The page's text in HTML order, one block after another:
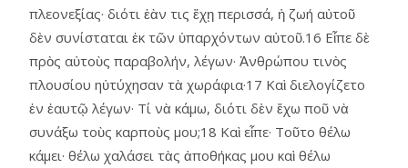
πλεονεξίας· διότι ἐὰν τις ἔχῃ περισσά, ἡ ζωή αὐτοῦ
δὲν συνίσταται ἐκ τῶν ὑπαρχόντων αὐτοῦ.16 Εἶπε δὲ
πρὸς αὐτοὺς παραβολήν, λέγων· Ἀνθρώπου τινὸς
πλουσίου ηὐτύχησαν τὰ χωράφια·17 Καὶ διελογίζετο
ἐν ἑαυτῷ λέγων· Τί νὰ κάμω, διότι δὲν ἔχω ποῦ νὰ
συνάξω τοὺς καρποὺς μου;18 Καὶ εἶπε· Τοῦτο θέλω
κάμει· θέλω χαλάσει τὰς ἀποθήκας μου καὶ θέλω